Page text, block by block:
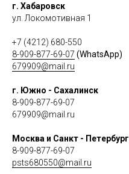
г. Хабаровск
ул. Локомотивная 1
+7 (4212) 680-550
8-909-877-69-07 (WhatsApp)
679909@mail.ru
г. Южно - Сахалинск
8-909-877-69-07
679909@mail.ru
Москва и Санкт - Петербург
8-909-877-69-07
psts680550@mail.ru